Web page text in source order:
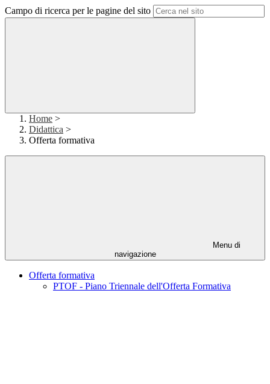
Campo di ricerca per le pagine del sito
Home >
Didattica >
Offerta formativa
Menu di
navigazione
Offerta formativa
PTOF - Piano Triennale dell'Offerta Formativa